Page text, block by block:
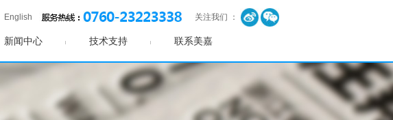
English 关注我们 ：
新闻中心 技术支持 联系美嘉